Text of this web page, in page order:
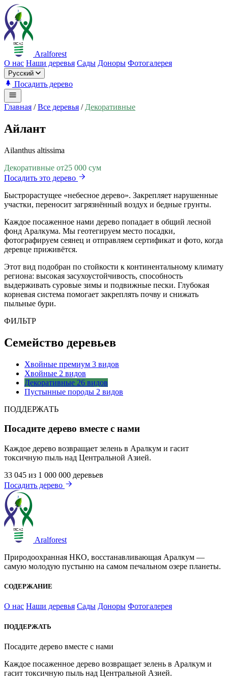
Aralforest
О нас Наши деревья Сады Доноры Фотогалерея
Русский
Посадить дерево
Главная / Все деревья / Декоративные
Айлант
Ailanthus altissima
Декоративные от25 000 сум
Посадить это дерево
Быстрорастущее «небесное дерево». Закрепляет нарушенные
участки, переносит загрязнённый воздух и бедные грунты.
Каждое посаженное нами дерево попадает в общий лесной
фонд Аралкума. Мы геотегируем место посадки,
фотографируем сеянец и отправляем сертификат и фото, когда
деревце приживётся.
Этот вид подобран по стойкости к континентальному климату
региона: высокая засухоустойчивость, способность
выдерживать суровые зимы и подвижные пески. Глубокая
корневая система помогает закреплять почву и снижать
пыльные бури.
ФИЛЬТР
Семейство деревьев
Хвойные премиум 3 видов
Хвойные 2 видов
Декоративные 26 видов
Пустынные породы 2 видов
ПОДДЕРЖАТЬ
Посадите дерево вместе с нами
Каждое дерево возвращает зелень в Аралкум и гасит
токсичную пыль над Центральной Азией.
33 045 из 1 000 000 деревьев
Посадить дерево
Aralforest
Природоохранная НКО, восстанавливающая Аралкум —
самую молодую пустыню на самом печальном озере планеты.
СОДЕРЖАНИЕ
О нас Наши деревья Сады Доноры Фотогалерея
ПОДДЕРЖАТЬ
Посадите дерево вместе с нами
Каждое посаженное дерево возвращает зелень в Аралкум и
гасит токсичную пыль над Центральной Азией.